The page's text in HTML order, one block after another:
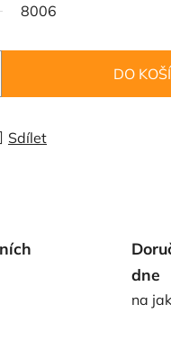
8006
DO
Sdílet
dne
na